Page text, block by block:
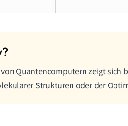
Quantencomputern zeigt sich
Strukturen oder der